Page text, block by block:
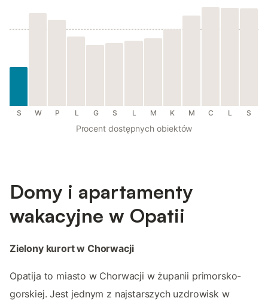
S W P L G S L M K M C L S
Procent dostępnych obiektów
Domy i apartamenty
wakacyjne w Opatii
Zielony kurort w Chorwacji
Opatija to miasto w Chorwacji w żupanii primorsko-
gorskiej. Jest jednym z najstarszych uzdrowisk w